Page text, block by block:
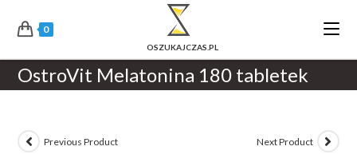
0
OstroVit Melatonina 180 tabletek
Previous Product Next Product